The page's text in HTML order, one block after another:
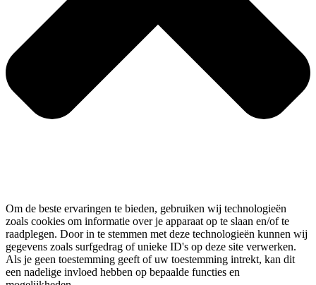
Om de beste ervaringen te bieden, gebruiken wij technologieën
zoals cookies om informatie over je apparaat op te slaan en/of te
raadplegen. Door in te stemmen met deze technologieën kunnen wij
gegevens zoals surfgedrag of unieke ID's op deze site verwerken.
Als je geen toestemming geeft of uw toestemming intrekt, kan dit
een nadelige invloed hebben op bepaalde functies en